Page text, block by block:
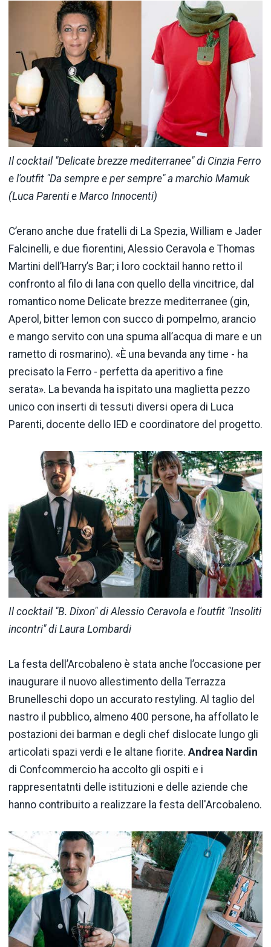
Il cocktail "Delicate brezze mediterranee" di Cinzia Ferro
e l'outfit "Da sempre e per sempre" a marchio Mamuk
(Luca Parenti e Marco Innocenti)
C’erano anche due fratelli di La Spezia, William e Jader
Falcinelli, e due fiorentini, Alessio Ceravola e Thomas
Martini dell’Harry’s Bar; i loro cocktail hanno retto il
confronto al filo di lana con quello della vincitrice, dal
romantico nome Delicate brezze mediterranee (gin,
Aperol, bitter lemon con succo di pompelmo, arancio
e mango servito con una spuma all’acqua di mare e un
rametto di rosmarino). «È una bevanda any time - ha
precisato la Ferro - perfetta da aperitivo a fine
serata». La bevanda ha ispitato una maglietta pezzo
unico con inserti di tessuti diversi opera di Luca
Parenti, docente dello IED e coordinatore del progetto.
Il cocktail "B. Dixon" di Alessio Ceravola e l'outfit "Insoliti
incontri" di Laura Lombardi
La festa dell’Arcobaleno è stata anche l’occasione per
inaugurare il nuovo allestimento della Terrazza
Brunelleschi dopo un accurato restyling. Al taglio del
nastro il pubblico, almeno 400 persone, ha affollato le
postazioni dei barman e degli chef dislocate lungo gli
articolati spazi verdi e le altane fiorite. Andrea Nardin
di Confcommercio ha accolto gli ospiti e i
rappresentatnti delle istituzioni e delle aziende che
hanno contribuito a realizzare la festa dell'Arcobaleno.